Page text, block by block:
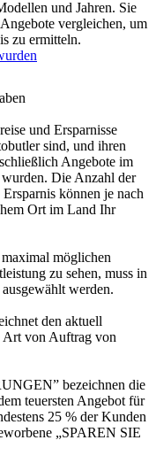
und Jahren. Sie
vergleichen, um
zu ermitteln.
und Ersparnisse
sind, und ihren
Angebote im
Die Anzahl der
können je nach
Ort im Land Ihr
möglichen
zu sehen, muss in
werden.
den aktuell
Art von Auftrag von
bezeichnen die
teuersten Angebot für
25 % der Kunden
„SPAREN SIE